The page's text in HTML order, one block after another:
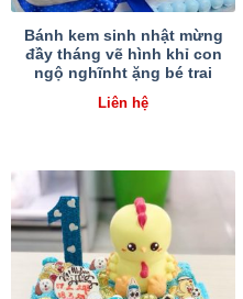
Bánh kem sinh nhật mừng
đầy tháng vẽ hình khỉ con
ngộ nghĩnht ặng bé trai
Liên hệ